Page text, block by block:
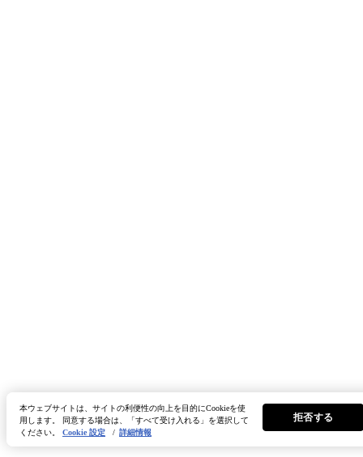
本ウェブサイトは、サイトの利便性の向上を目的にCookieを使
用します。 同意する場合は、「すべて受け入れる」を選択して
ください。 Cookie 設定 / 詳細情報
拒否する